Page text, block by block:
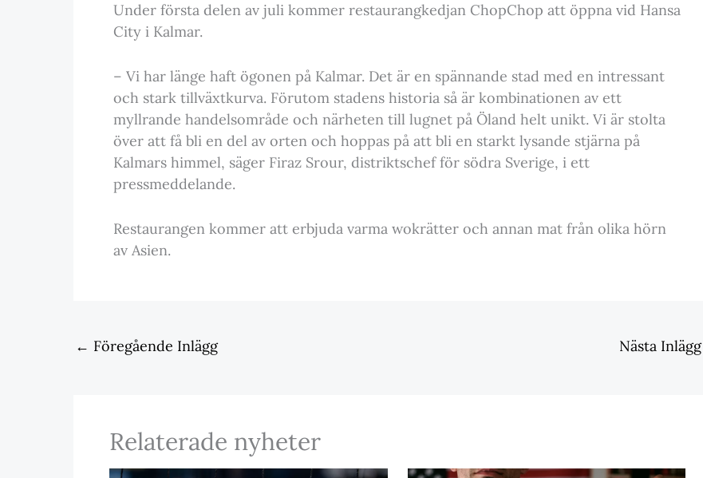
Under första delen av juli kommer restaurangkedjan ChopChop att öppna vid Hansa
City i Kalmar.
– Vi har länge haft ögonen på Kalmar. Det är en spännande stad med en intressant
och stark tillväxtkurva. Förutom stadens historia så är kombinationen av ett
myllrande handelsområde och närheten till lugnet på Öland helt unikt. Vi är stolta
över att få bli en del av orten och hoppas på att bli en starkt lysande stjärna på
Kalmars himmel, säger Firaz Srour, distriktschef för södra Sverige, i ett
pressmeddelande.
Restaurangen kommer att erbjuda varma wokrätter och annan mat från olika hörn
av Asien.
← Föregående Inlägg Nästa Inlägg
Relaterade nyheter